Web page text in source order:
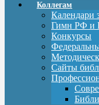
Коллегам
Календари
Гимн РФ и
Конкурсы
Сайты